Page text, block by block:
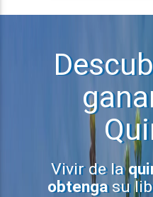
Vivir de la
obtengasu